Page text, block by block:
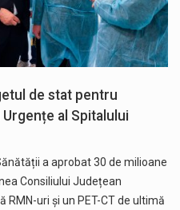
de stat pentru
al Spitalului
a aprobat 30 de milioane
Consiliului Județean
RMN-uri și un PET-CT de ultimă